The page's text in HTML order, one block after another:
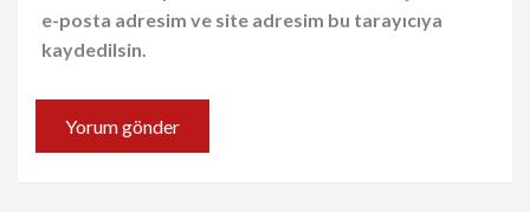
e-posta adresim ve site adresim bu tarayıcıya
kaydedilsin.